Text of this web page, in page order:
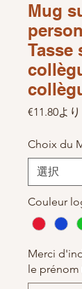
Mug
Tasse
€11.80より
Choix du
Couleur
Merci
le prénom